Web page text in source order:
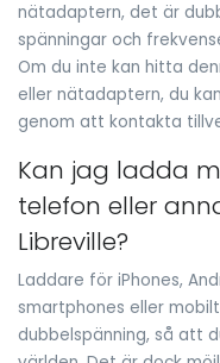
nätadaptern, det är
spänningar och
Om du inte kan hitta
eller nätadaptern, du
genom att kontakta
Kan jag ladda
telefon eller
Libreville?
Laddare för iPhones,
smartphones eller
dubbelspänning, så att